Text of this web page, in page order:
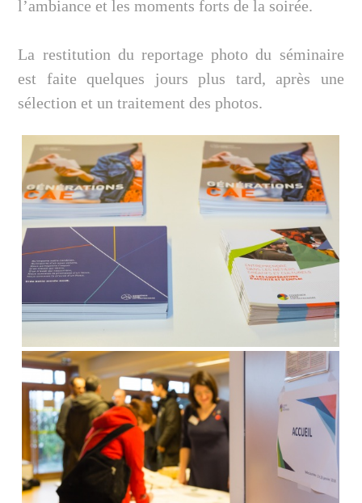
l’ambiance et les moments forts de la soirée.
La restitution du reportage photo du séminaire
est faite quelques jours plus tard, après une
sélection et un traitement des photos.